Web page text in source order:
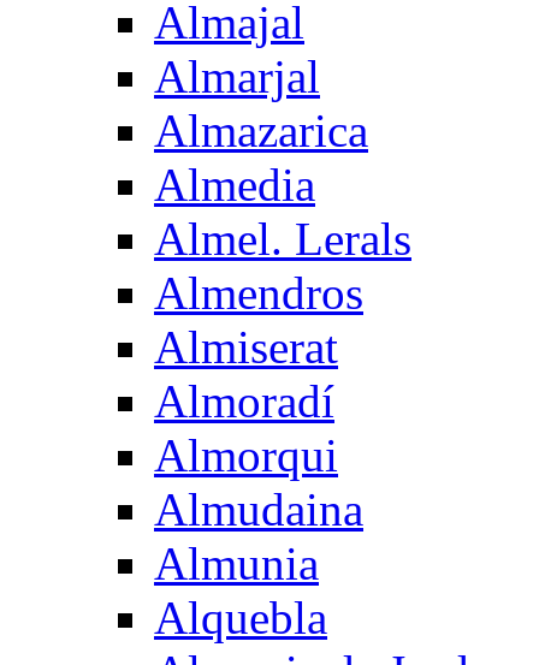
Almajal
Almarjal
Almazarica
Almedia
Almel. Lerals
Almendros
Almiserat
Almoradí
Almorqui
Almudaina
Almunia
Alquebla